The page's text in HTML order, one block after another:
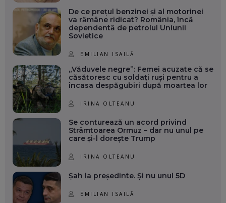
De ce prețul benzinei și al motorinei
va rămâne ridicat? România, încă
dependentă de petrolul Uniunii
Sovietice
EMILIAN ISAILĂ
„Văduvele negre”: Femei acuzate că se
căsătoresc cu soldați ruși pentru a
încasa despăgubiri după moartea lor
IRINA OLTEANU
Se conturează un acord privind
Strâmtoarea Ormuz – dar nu unul pe
care și-l dorește Trump
IRINA OLTEANU
Șah la președinte. Și nu unul 5D
EMILIAN ISAILĂ